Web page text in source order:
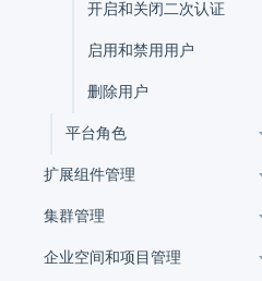
开启和关闭二次认证
启用和禁用用户
删除用户
平台角色
扩展组件管理
集群管理
企业空间和项目管理